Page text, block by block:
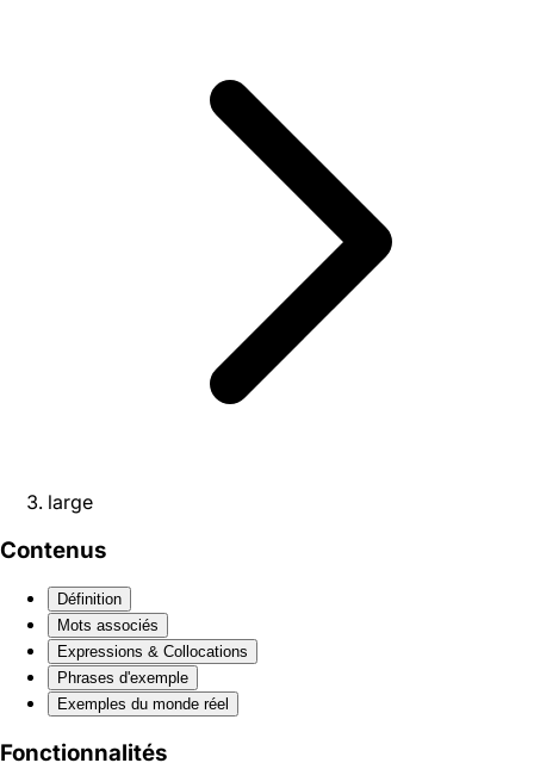
large
Contenus
Définition
Mots associés
Expressions & Collocations
Phrases d'exemple
Exemples du monde réel
Fonctionnalités